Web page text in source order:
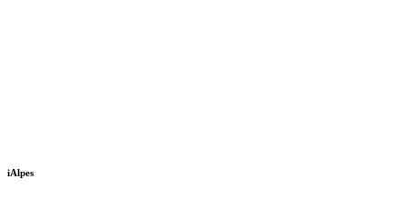
iAlpes